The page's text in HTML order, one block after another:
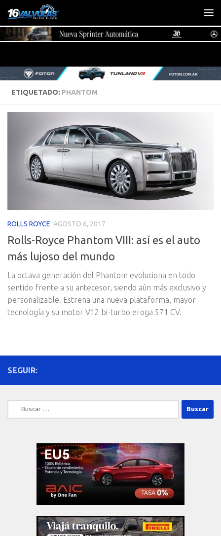
Saltar al contenido
ETIQUETADO: PHANTOM
ROLLS ROYCE AGOSTO 6, 2017
Rolls-Royce Phantom VIII: así es el auto
más lujoso del mundo
La octava generación del Phantom evoluciona en todo
sentido frente a su antecesor, siendo aún más exclusivo y
personalizable. Estrena una nueva plataforma, mayor
tecnología y su motor V12 bi-turbo eroga 571 CV.
SEGUIR:
Buscar: